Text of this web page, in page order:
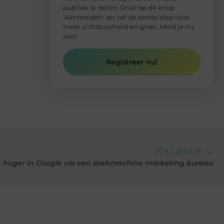
publiek te delen. Druk op de knop
‘Aanmelden’ en zet de eerste stap naar
meer zichtbaarheid en groei. Meld je nu
aan!
Registreer nu!
VOLGENDE →
hoger in Google via een zoekmachine marketing bureau